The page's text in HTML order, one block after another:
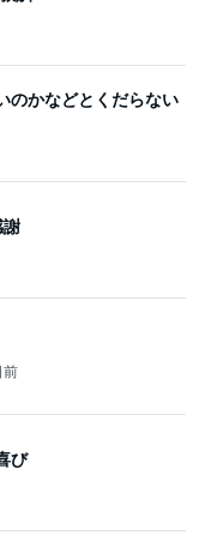
のかなどとくだらない
謝
前
び